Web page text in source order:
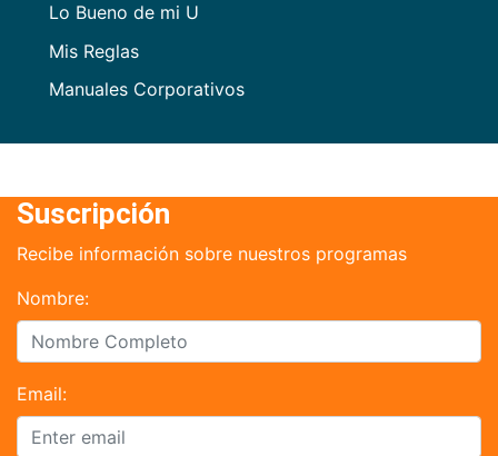
Lo Bueno de mi U
Mis Reglas
Manuales Corporativos
Suscripción
Recibe información sobre nuestros programas
Nombre:
Email: